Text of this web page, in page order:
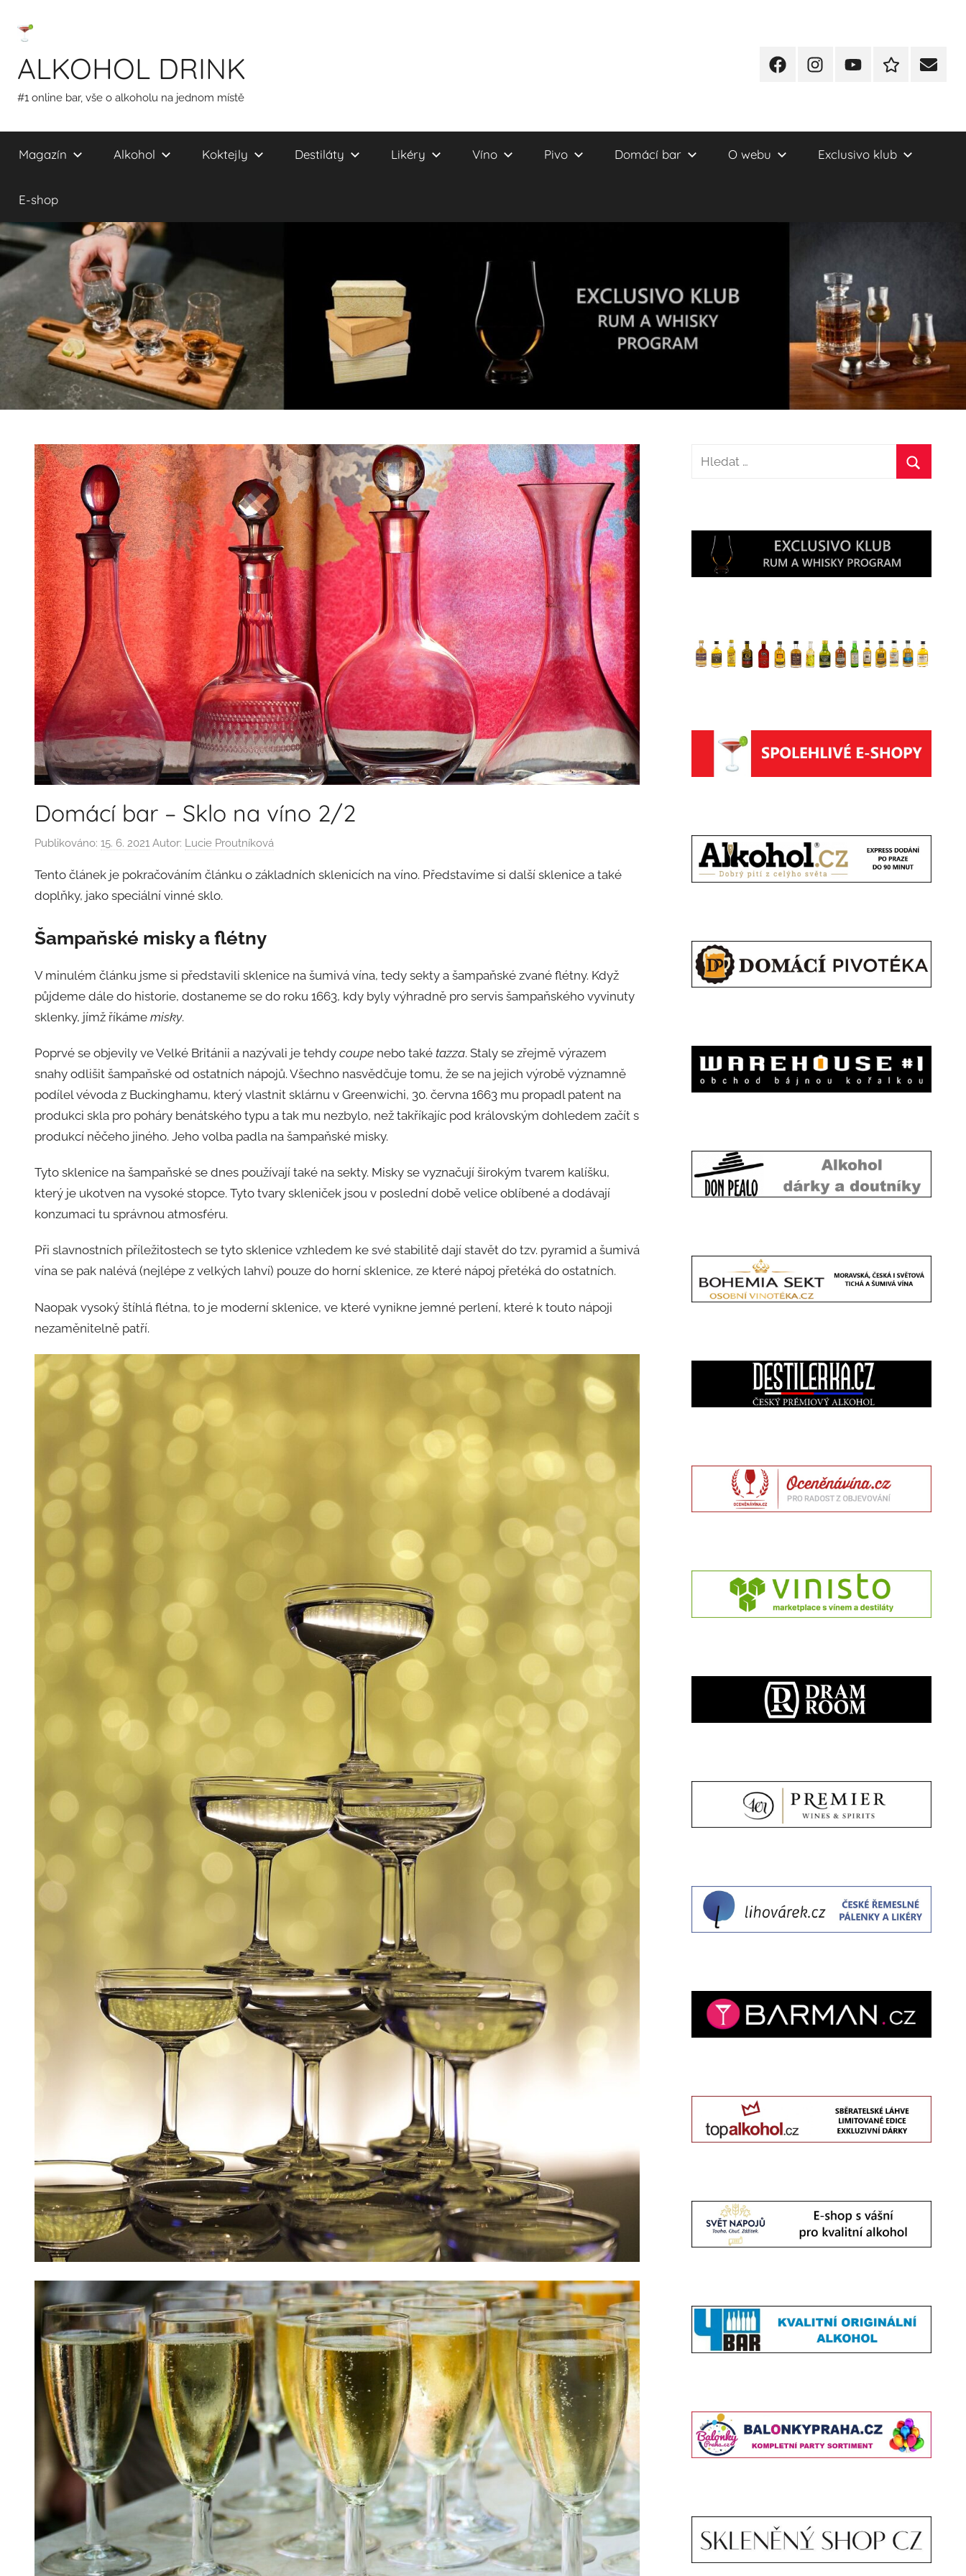
ALKOHOL DRINK
#1 online bar, vše o alkoholu na jednom místě
FacebookInstagram
YT
Redakční
E-
Magazín Alkohol Koktejly Destiláty Likéry Víno Pivo Domácí bar O webu Exclusivo klub
E-shop
Domácí bar – Sklo na víno 2/2
Publikováno: 15. 6. 2021 Autor: Lucie Proutníková
Tento článek je pokračováním článku o základních sklenicích na víno. Představíme si další sklenice a také
doplňky, jako speciální vinné sklo.
Šampaňské miskya flétny
V minulém článku jsme si představili sklenice na šumivá vína, tedy sekty a šampaňské zvané flétny. Když
půjdeme dále do historie, dostaneme se do roku 1663, kdy byly výhradně pro servis šampaňského vyvinuty
sklenky, jímž říkáme misky.
Poprvé se objevily ve Velké Británii a nazývali je tehdy coupe nebo také tazza. Staly se zřejmě výrazem
snahy odlišit šampaňské od ostatních nápojů. Všechno nasvědčuje tomu, že se na jejich výrobě významně
podílel vévoda z Buckinghamu, který vlastnit sklárnu v Greenwichi, 30. června 1663 mu propadl patent na
produkci skla pro poháry benátského typu a tak mu nezbylo, než takříkajíc pod královským dohledem začít s
produkcí něčeho jiného. Jeho volba padla na šampaňské misky.
Tyto sklenice na šampaňské se dnes používají také na sekty. Misky se vyznačují širokým tvarem kalíšku,
který je ukotven na vysoké stopce. Tyto tvary skleniček jsou v poslední době velice oblíbené a dodávají
konzumaci tu správnou atmosféru.
Při slavnostních příležitostech se tyto sklenice vzhledem ke své stabilitě dají stavět do tzv. pyramid a šumivá
vína se pak nalévá (nejlépe z velkých lahví) pouze do horní sklenice, ze které nápoj přetéká do ostatních.
Naopak vysoký štíhlá flétna, to je moderní sklenice, ve které vynikne jemné perlení, které k touto nápoji
nezaměnitelně patří.
Hledat: